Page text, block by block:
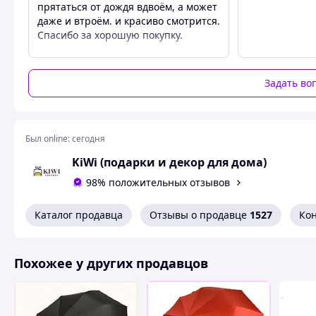
Удобная эргономичная ручка и прочный механизм
комплекте идет чехол для хранения и переноски, а
для личного использования, так и в качестве подарка.
Характеристики:
Диаметр купола: 125 см
Система: антиветер
Материал купола: водоотталкивающая ткань
Цвет: черный
Чехол в комплекте
Kiwi
Похожие товары по характеристикам
прятаться от дождя вдвоём, а может
даже и втроём. и красиво смотрится.
Спасибо за хорошую покупку.
Преимущества
Надёжность
Задать
Был online:сегодня
KiWi (подарки и декор для дома)
98% положительных отзывов
Каталог продавца Отзывы о продавце 1527
Похожее у других продавцов